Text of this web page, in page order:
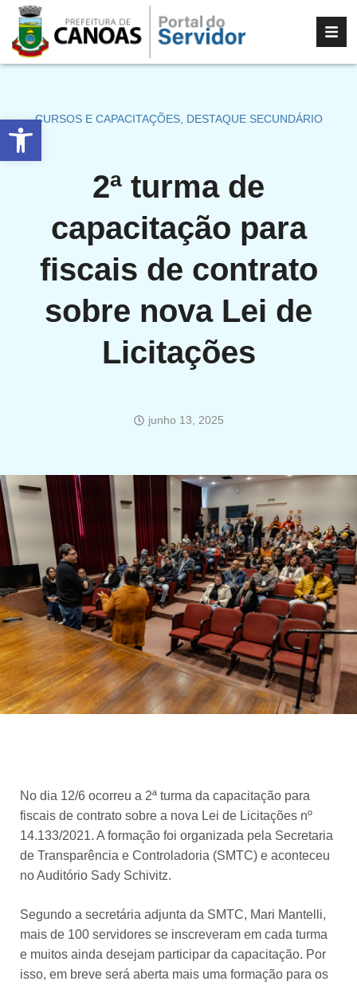
Abrir a barra de ferramentas
CURSOS E CAPACITAÇÕES, DESTAQUE SECUNDÁRIO
2ª turma de
capacitação para
fiscais de contrato
sobre nova Lei de
Licitações
junho 13, 2025
No dia 12/6 ocorreu a 2ª turma da capacitação para
fiscais de contrato sobre a nova Lei de Licitações nº
14.133/2021. A formação foi organizada pela Secretaria
de Transparência e Controladoria (SMTC) e aconteceu
no Auditório Sady Schivitz.
Segundo a secretária adjunta da SMTC, Mari Mantelli,
mais de 100 servidores se inscreveram em cada turma
e muitos ainda desejam participar da capacitação. Por
isso, em breve será aberta mais uma formação para os